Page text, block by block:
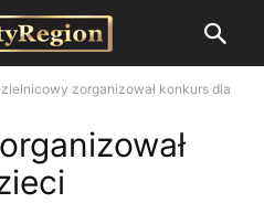
zorganizował konkurs dla